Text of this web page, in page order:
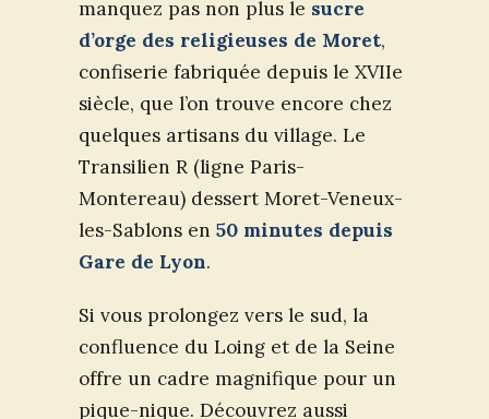
manquez pas non plus le sucre
d’orge des religieuses de Moret,
confiserie fabriquée depuis le XVIIe
siècle, que l’on trouve encore chez
quelques artisans du village. Le
Transilien R (ligne Paris-
Montereau) dessert Moret-Veneux-
les-Sablons en 50 minutes depuis
Gare de Lyon.
Si vous prolongez vers le sud, la
confluence du Loing et de la Seine
offre un cadre magnifique pour un
pique-nique. Découvrez aussi